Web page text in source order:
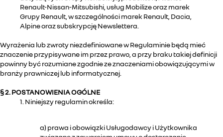
Renault-Nissan-Mitsubishi, usług Mobilize oraz marek
Grupy Renault, w szczególności marek Renault, Dacia,
Alpine oraz subskrypcję Newslettera.
Wyrażenia lub zwroty niezdefiniowane w Regulaminie będą mieć
znaczenie przypisywane im przez prawo, a przy braku takiej definicji
powinny być rozumiane zgodnie ze znaczeniami obowiązującymi w
branży prawniczej lub informatycznej.
§ 2. POSTANOWIENIA OGÓLNE
1. Niniejszy regulamin określa:
a) prawa i obowiązki Usługodawcy i Użytkownika